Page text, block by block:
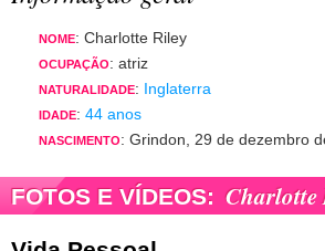
NOME: Charlotte Riley
OCUPAÇÃO: atriz
NATURALIDADE: Inglaterra
IDADE: 44 anos
NASCIMENTO: Grindon, 29 de dezembro
FOTOS E VÍDEOS: Charlotte